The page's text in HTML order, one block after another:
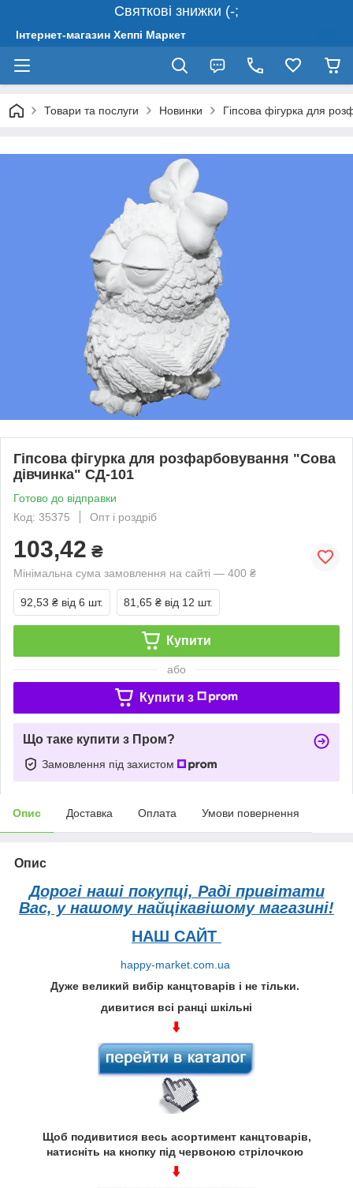
Святкові знижки (-;
Інтернет-магазин Хеппі Маркет
Товари та послуги Новинки Гіпсова фігурка для
Гіпсова фігурка для розфарбовування "Сова
дівчинка" СД-101
Готово до відправки
Код: 35375
Опт і роздріб
103,42 ₴
Мінімальна сума замовлення на сайті — 400 ₴
92,53 ₴ від 6 шт. 81,65 ₴ від 12 шт.
Купити
або
Купити з
Що таке купити з Пром?
Замовлення під захистом
Опис Доставка Оплата Умови повернення
Опис
Дорогі наші покупці, Раді привітати
Вас, у нашому найцікавішому магазині!
НАШ САЙТ
happy-market.com.ua
Дуже великий вибір канцтоварів і не тільки.
дивитися всі ранці шкільні
Щоб подивитися весь асортимент канцтоварів,
натисніть на кнопку під червоною стрілочкою